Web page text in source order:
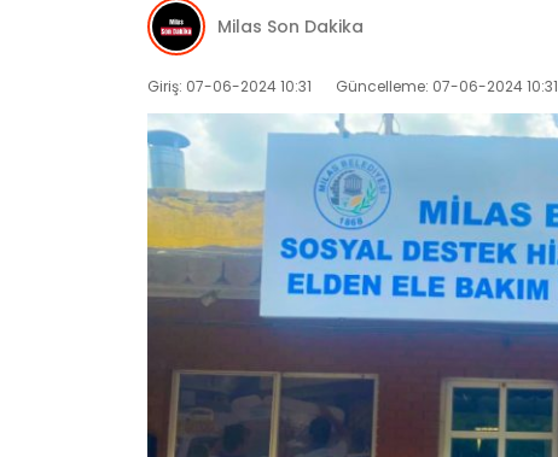
Milas Son Dakika
Giriş: 07-06-2024 10:31 Güncelleme: 07-06-2024 10:31